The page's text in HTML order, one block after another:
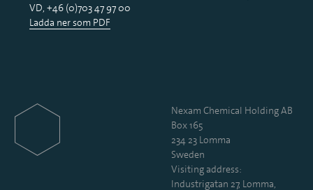
VD, +46 (0)703 47 97 00
Ladda ner som PDF
Nexam Chemical Holding AB
Box 165
234 23 Lomma
Sweden
Visiting address:
Industrigatan 27, Lomma,